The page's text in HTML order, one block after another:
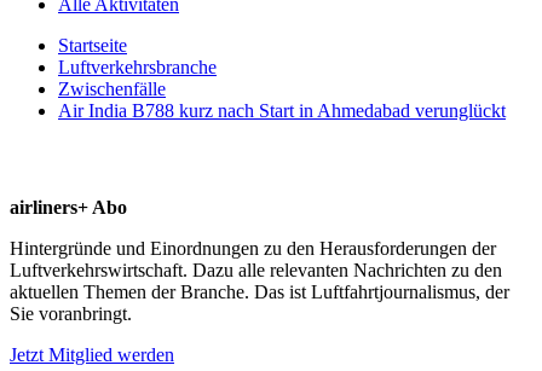
Startseite
Luftverkehrsbranche
Zwischenfälle
Air India B788 kurz nach Start in Ahmedabad verunglückt
airliners+ Abo
Hintergründe und Einordnungen zu den Herausforderungen der
Luftverkehrswirtschaft. Dazu alle relevanten Nachrichten zu den
aktuellen Themen der Branche. Das ist Luftfahrtjournalismus, der
Sie voranbringt.
Jetzt Mitglied werden